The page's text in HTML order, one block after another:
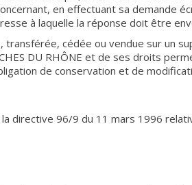
en effectuant sa demande
à laquelle la réponse doit être
transférée, cédée ou vendue sur un
DU RHÔNE et de ses droits
de conservation et de
directive 96/9 du 11 mars 1996